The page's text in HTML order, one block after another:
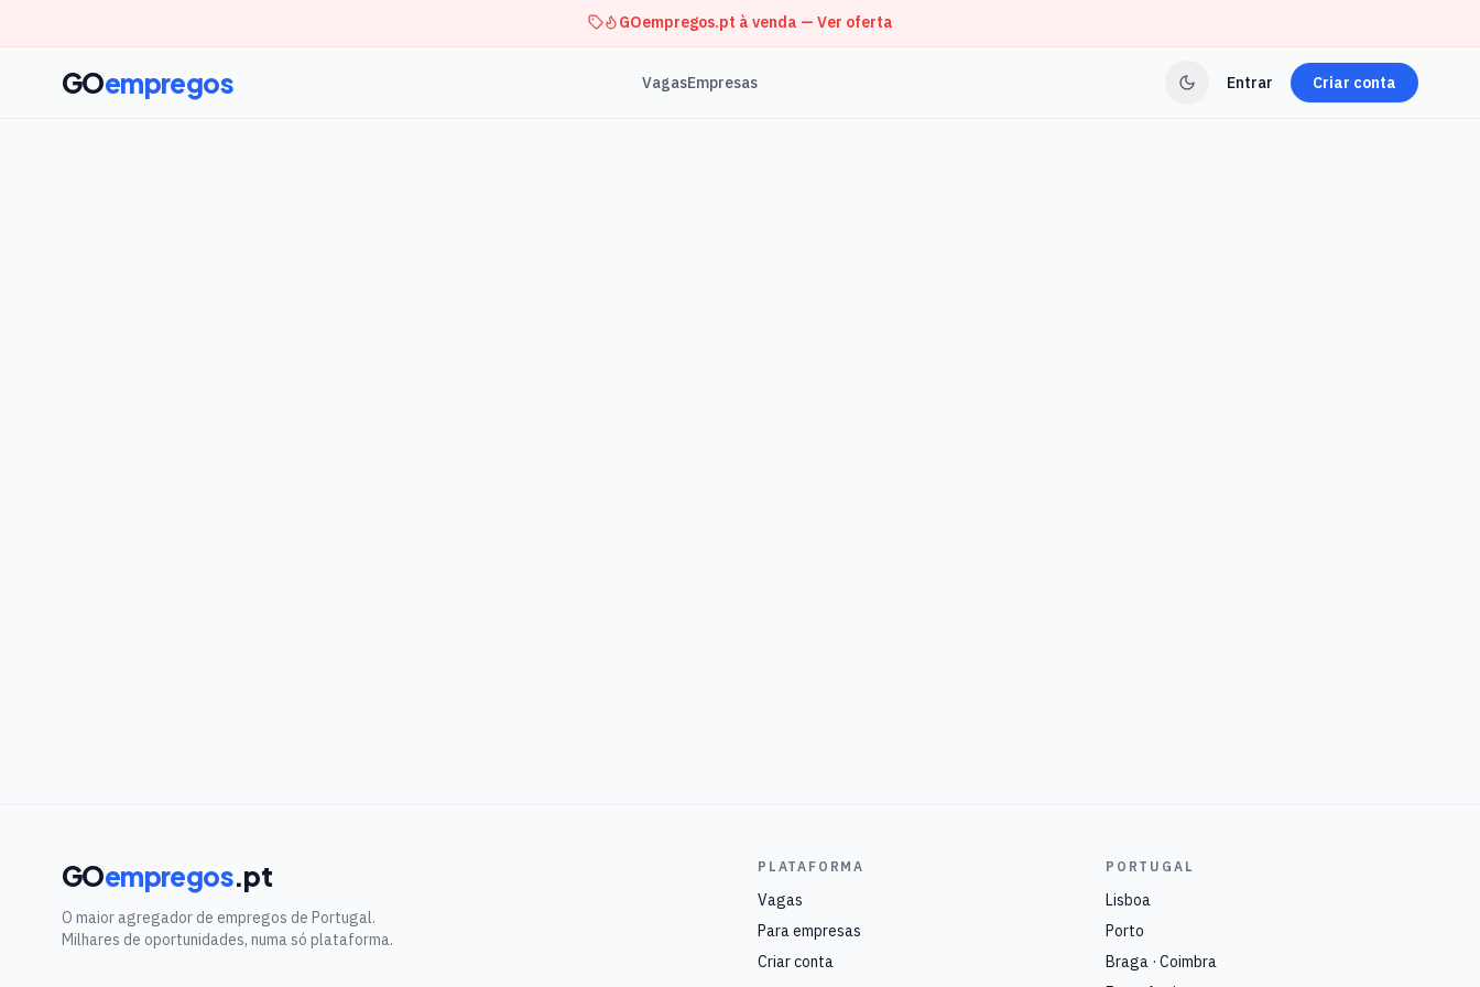
GOempregos.pt à venda — Ver oferta
GOempregos VagasEmpresas Entrar Criar conta
GOempregos.pt
O maior agregador de empregos de Portugal.
Milhares de oportunidades, numa só plataforma.
PLATAFORMA
Vagas
Para empresas
Criar conta
PORTUGAL
Lisboa
Porto
Braga · Coimbra